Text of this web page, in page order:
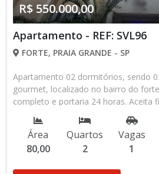
R$ 550.000,00
Apartamento - REF: SVL96
FORTE, PRAIA GRANDE - SP
Apartamento 02 dormitórios, sendo
gourmet, localizado no bairro do
completo e portaria 24 horas. Aceita
Área
80,00
Quartos
2
Vagas
1